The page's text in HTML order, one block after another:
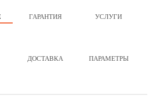
ГАРАНТИЯ УСЛУГИ
ДОСТАВКА ПАРАМЕТРЫ